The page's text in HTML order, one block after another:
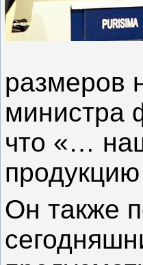
размеров
министра
что «…
Он также